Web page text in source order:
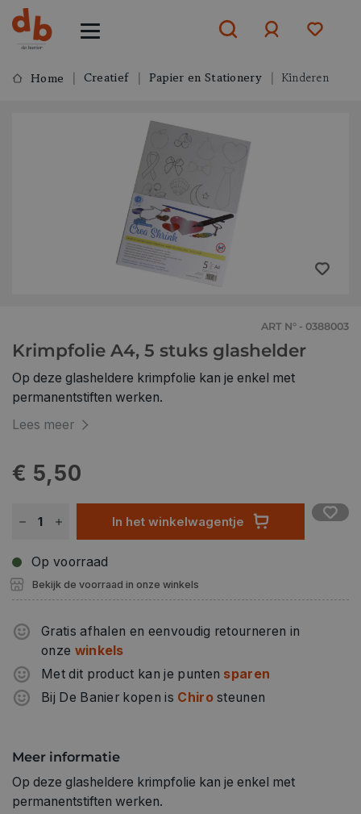
aanmelden
Home Creatief Papier en Stationery Kinderen
ART N° - 0388003
Krimpfolie A4, 5 stuks glashelder
Op deze glasheldere krimpfolie kan je enkel met
permanentstiften werken.
Lees meer
€ 5,50
In het winkelwagentje
Op voorraad
Bekijk de voorraad in onze winkels
Gratis afhalen en eenvoudig retourneren in
onze winkels
Met dit product kan je punten sparen
Bij De Banier kopen is Chirosteunen
Meer informatie
Op deze glasheldere krimpfolie kan je enkel met
permanentstiften werken.